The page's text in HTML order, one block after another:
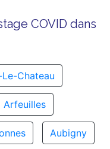
COVID dans
Chateau
Arfeuilles
Aubigny